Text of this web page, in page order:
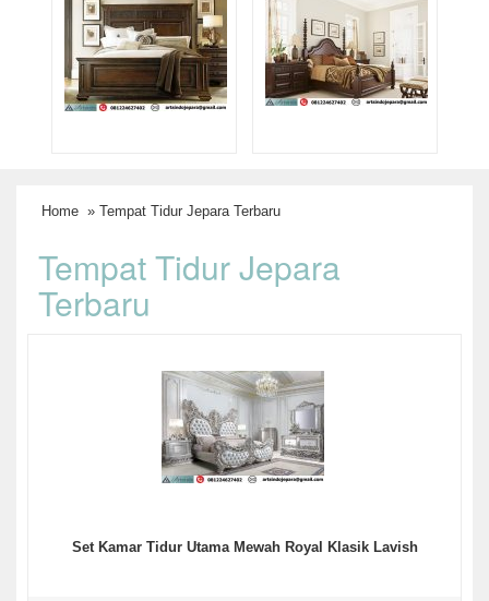
Home » Tempat Tidur Jepara Terbaru
Tempat Tidur Jepara
Terbaru
Set Kamar Tidur Utama Mewah Royal Klasik Lavish